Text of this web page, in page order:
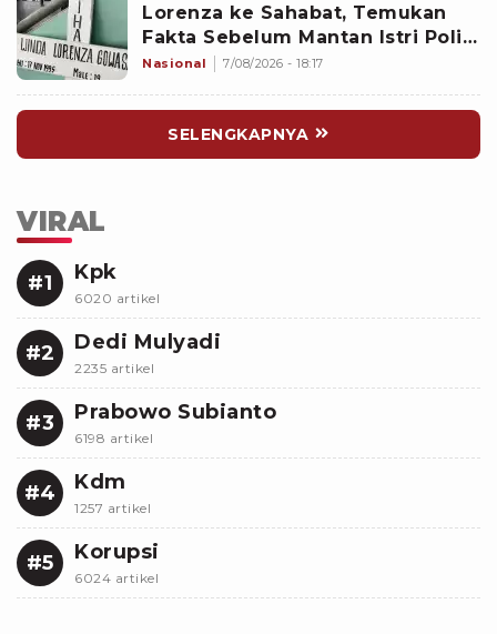
Lorenza ke Sahabat, Temukan
Fakta Sebelum Mantan Istri Polisi
di Medan Tewas
Nasional 7/08/2026 - 18:17
SELENGKAPNYA
VIRAL
#1 Kpk
6020 artikel
#2 Dedi Mulyadi
2235 artikel
#3 Prabowo Subianto
6198 artikel
#4 Kdm
1257 artikel
#5 Korupsi
6024 artikel